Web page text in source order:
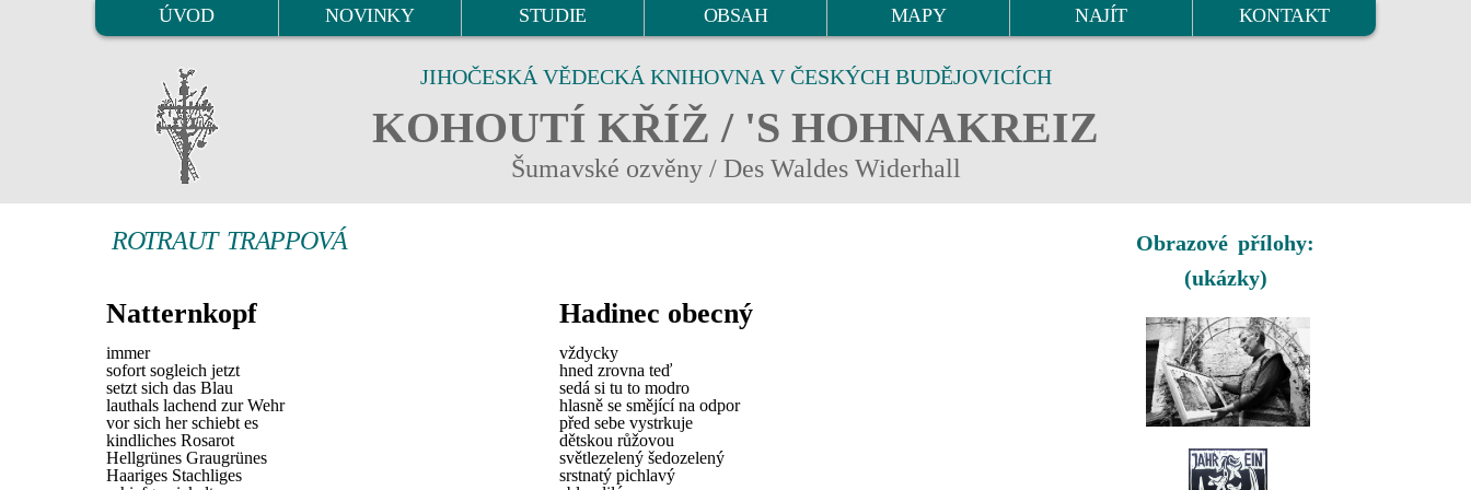
ÚVOD NOVINKY STUDIE OBSAH MAPY NAJÍT KONTAKT
JIHOČESKÁ VĚDECKÁ KNIHOVNA V ČESKÝCH BUDĚJOVICÍCH
KOHOUTÍ KŘÍŽ / 'S HOHNAKREIZ
Šumavské ozvěny / Des Waldes Widerhall
ROTRAUT TRAPPOVÁ
Natternkopf
immer
sofort sogleich jetzt
setzt sich das Blau
lauthals lachend zur Wehr
vor sich her schiebt es
kindliches Rosarot
Hellgrünes Graugrünes
Haariges Stachliges
Hadinec obecný
vždycky
hned zrovna teď
sedá si tu to modro
hlasně se smějící na odpor
před sebe vystrkuje
dětskou růžovou
světlezelený šedozelený
srstnatý pichlavý
Obrazové přílohy:
(ukázky)